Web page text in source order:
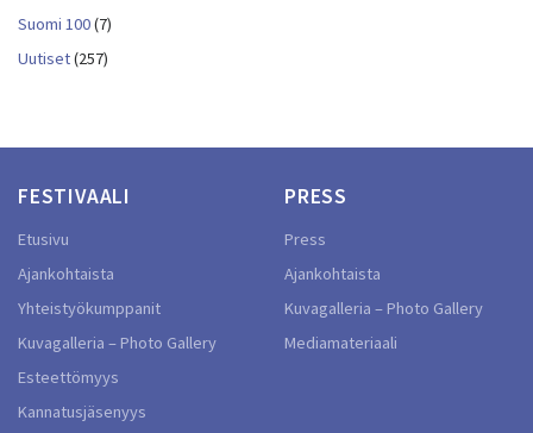
Suomi 100(7)
Uutiset(257)
FESTIVAALI
Etusivu
Ajankohtaista
Yhteistyökumppanit
Kuvagalleria – Photo Gallery
Esteettömyys
Kannatusjäsenyys
PRESS
Press
Ajankohtaista
Kuvagalleria – Photo Gallery
Mediamateriaali